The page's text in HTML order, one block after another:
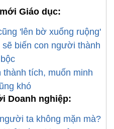
Giáo dục:
'lên bờ xuống ruộng'
biến con người thành
tích, muốn minh
khó
Doanh nghiệp:
ta không mặn mà?